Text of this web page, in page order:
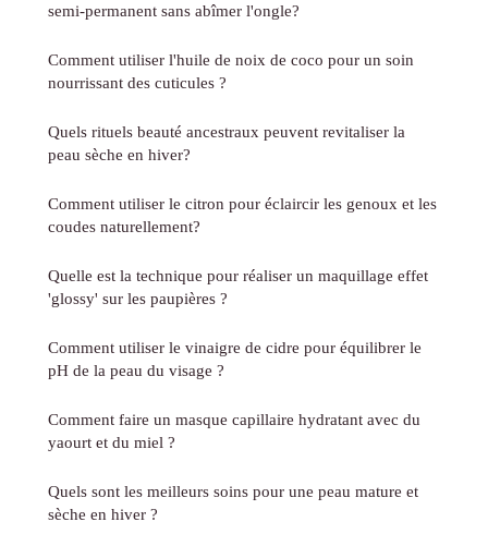
semi-permanent sans abîmer l'ongle?
Comment utiliser l'huile de noix de coco pour un soin
nourrissant des cuticules ?
Quels rituels beauté ancestraux peuvent revitaliser la
peau sèche en hiver?
Comment utiliser le citron pour éclaircir les genoux et les
coudes naturellement?
Quelle est la technique pour réaliser un maquillage effet
'glossy' sur les paupières ?
Comment utiliser le vinaigre de cidre pour équilibrer le
pH de la peau du visage ?
Comment faire un masque capillaire hydratant avec du
yaourt et du miel ?
Quels sont les meilleurs soins pour une peau mature et
sèche en hiver ?